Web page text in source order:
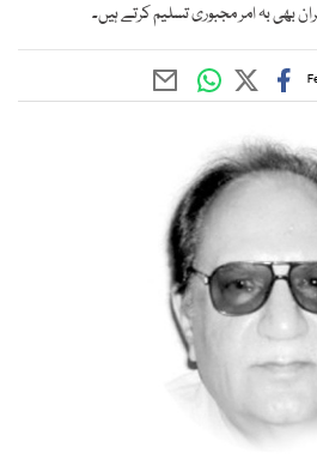
بہ امر مجبوری تسلیم کرتے ہیں۔